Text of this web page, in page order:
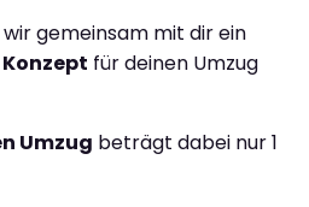
gemeinsam mit dir ein
für deinen Umzug
Umzug beträgt dabei nur 1